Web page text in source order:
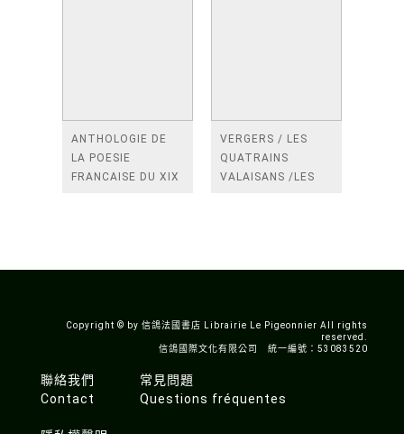
ANTHOLOGIE DE
LA POESIE
FRANCAISE DU XIX
VERGERS / LES
QUATRAINS
VALAISANS /LES
Copyright © by 信鴿法國書店 Librairie Le Pigeonnier All rights
reserved.
信鴿國際文化有限公司 統一編號：53083520
聯絡我們
Contact
常見問題
Questions fréquentes